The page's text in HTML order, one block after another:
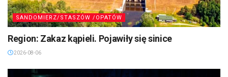
SANDOMIERZ/STASZÓW /OPATÓW
Region: Zakaz kąpieli. Pojawiły się sinice
2026-08-06